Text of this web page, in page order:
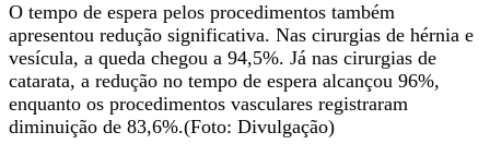
O tempo de espera pelos procedimentos também
apresentou redução significativa. Nas cirurgias de hérnia e
vesícula, a queda chegou a 94,5%. Já nas cirurgias de
catarata, a redução no tempo de espera alcançou 96%,
enquanto os procedimentos vasculares registraram
diminuição de 83,6%.(Foto: Divulgação)